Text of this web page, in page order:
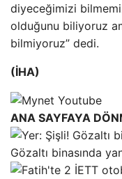
diyeceğimizi
olduğunu biliyoruz
bilmiyoruz” dedi.
(İHA)
ANA SAYFAYA
Gözaltı binasında